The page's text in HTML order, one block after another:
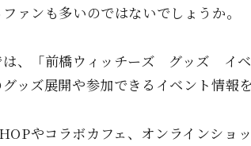
ァンも多いのではないでしょうか。
は、「前橋ウィッチーズ グッズ イ
ッズ展開や参加できるイベント情報
やコラボカフェ、オンラインショ